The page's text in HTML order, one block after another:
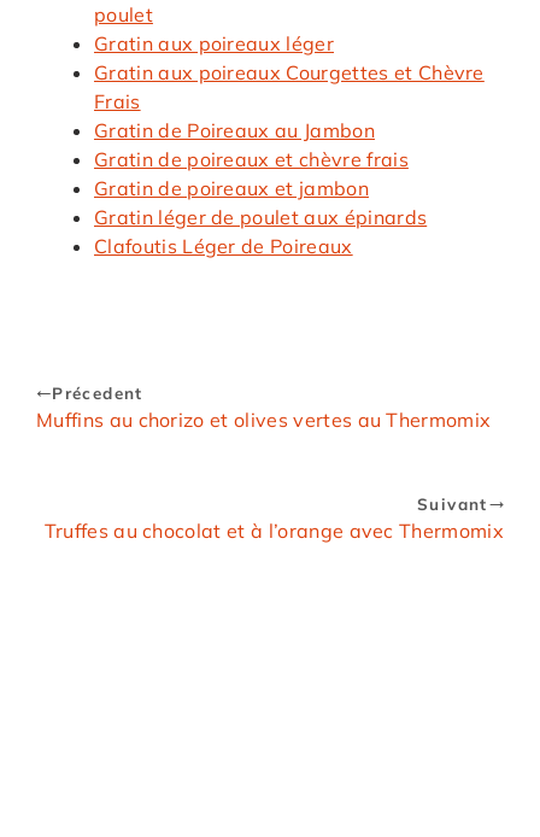
poulet
Gratin aux poireaux léger
Gratin aux poireaux Courgettes et Chèvre
Frais
Gratin de Poireaux au Jambon
Gratin de poireaux et chèvre frais
Gratin de poireaux et jambon
Gratin léger de poulet aux épinards
Clafoutis Léger de Poireaux
Précedent
Muffins au chorizo et olives vertes au Thermomix
Suivant
Truffes au chocolat et à l’orange avec Thermomix